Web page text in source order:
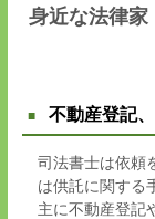
身近な法律家
不動産登記
司法書士は依頼
は供託に関する
主に不動産登記